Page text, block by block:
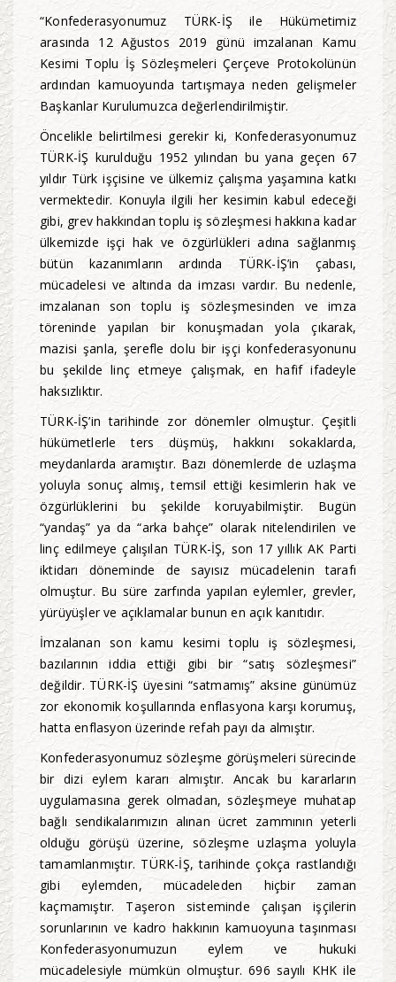
“Konfederasyonumuz TÜRK-İŞ ile Hükümetimiz
arasında 12 Ağustos 2019 günü imzalanan Kamu
Kesimi Toplu İş Sözleşmeleri Çerçeve Protokolünün
ardından kamuoyunda tartışmaya neden gelişmeler
Başkanlar Kurulumuzca değerlendirilmiştir.
Öncelikle belirtilmesi gerekir ki, Konfederasyonumuz
TÜRK-İŞ kurulduğu 1952 yılından bu yana geçen 67
yıldır Türk işçisine ve ülkemiz çalışma yaşamına katkı
vermektedir. Konuyla ilgili her kesimin kabul edeceği
gibi, grev hakkından toplu iş sözleşmesi hakkına kadar
ülkemizde işçi hak ve özgürlükleri adına sağlanmış
bütün kazanımların ardında TÜRK-İŞ’in çabası,
mücadelesi ve altında da imzası vardır. Bu nedenle,
imzalanan son toplu iş sözleşmesinden ve imza
töreninde yapılan bir konuşmadan yola çıkarak,
mazisi şanla, şerefle dolu bir işçi konfederasyonunu
bu şekilde linç etmeye çalışmak, en hafif ifadeyle
haksızlıktır.
TÜRK-İŞ’in tarihinde zor dönemler olmuştur. Çeşitli
hükümetlerle ters düşmüş, hakkını sokaklarda,
meydanlarda aramıştır. Bazı dönemlerde de uzlaşma
yoluyla sonuç almış, temsil ettiği kesimlerin hak ve
özgürlüklerini bu şekilde koruyabilmiştir. Bugün
“yandaş” ya da “arka bahçe” olarak nitelendirilen ve
linç edilmeye çalışılan TÜRK-İŞ, son 17 yıllık AK Parti
iktidarı döneminde de sayısız mücadelenin tarafı
olmuştur. Bu süre zarfında yapılan eylemler, grevler,
yürüyüşler ve açıklamalar bunun en açık kanıtıdır.
İmzalanan son kamu kesimi toplu iş sözleşmesi,
bazılarının iddia ettiği gibi bir “satış sözleşmesi”
değildir. TÜRK-İŞ üyesini “satmamış” aksine günümüz
zor ekonomik koşullarında enflasyona karşı korumuş,
hatta enflasyon üzerinde refah payı da almıştır.
Konfederasyonumuz sözleşme görüşmeleri sürecinde
bir dizi eylem kararı almıştır. Ancak bu kararların
uygulamasına gerek olmadan, sözleşmeye muhatap
bağlı sendikalarımızın alınan ücret zammının yeterli
olduğu görüşü üzerine, sözleşme uzlaşma yoluyla
tamamlanmıştır. TÜRK-İŞ, tarihinde çokça rastlandığı
gibi eylemden, mücadeleden hiçbir zaman
kaçmamıştır. Taşeron sisteminde çalışan işçilerin
sorunlarının ve kadro hakkının kamuoyuna taşınması
Konfederasyonumuzun eylem ve hukuki
mücadelesiyle mümkün olmuştur. 696 sayılı KHK ile